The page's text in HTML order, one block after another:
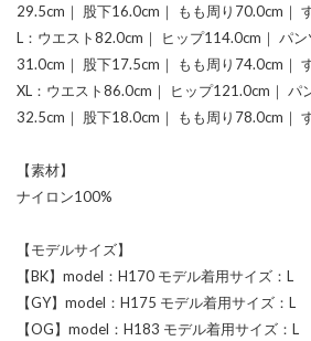
29.5cm｜ 股下16.0cm｜ もも周り70.0cm｜
L：ウエスト82.0cm｜ ヒップ114.0cm｜ パ
31.0cm｜ 股下17.5cm｜ もも周り74.0cm｜
XL：ウエスト86.0cm｜ ヒップ121.0cm｜ パ
32.5cm｜ 股下18.0cm｜ もも周り78.0cm｜
【素材】
ナイロン100%
【モデルサイズ】
【BK】model：H170 モデル着用サイズ：L
【GY】model：H175 モデル着用サイズ：L
【OG】model：H183 モデル着用サイズ：L